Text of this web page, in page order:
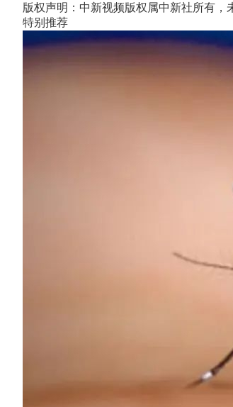
版权声明：中新视频版权属中新社所有，
特别推荐